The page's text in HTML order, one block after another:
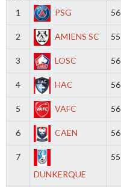
1
PSG 56
2 AMIENS SC 55
3 LOSC 56
4 HAC 56
5 VAFC 56
6 CAEN 56
7
DUNKERQUE
55